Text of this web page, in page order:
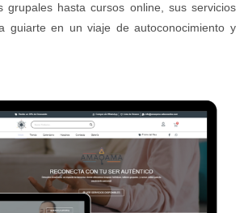
grupales hasta cursos online, sus servicios
guiarte en un viaje de autoconocimiento y